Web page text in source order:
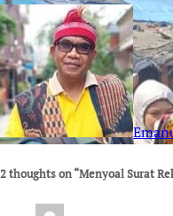
2 thoughts on “Menyoal Surat